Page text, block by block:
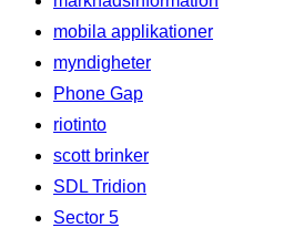
mobila applikationer
myndigheter
Phone Gap
riotinto
scott brinker
SDL Tridion
Sector 5